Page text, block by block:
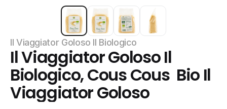
Il Viaggiator Goloso Il Biologico
Il Viaggiator Goloso Il
Biologico, Cous Cous  Bio Il
Viaggiator Goloso